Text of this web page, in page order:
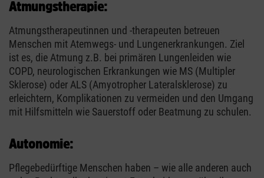
Atmungstherapie:
Atmungstherapeutinnen und -therapeuten betreuen
Menschen mit Atemwegs- und Lungenerkrankungen. Ziel
ist es, die Atmung z.B. bei primären Lungenleiden wie
COPD, neurologischen Erkrankungen wie MS (Multipler
Sklerose) oder ALS (Amyotropher Lateralsklerose) zu
erleichtern, Komplikationen zu vermeiden und den Umgang
mit Hilfsmitteln wie Sauerstoff oder Beatmung zu schulen.
Autonomie:
Pflegebedürftige Menschen haben – wie alle anderen auch